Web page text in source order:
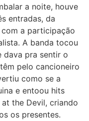
a noite, houve
entradas, da
com a participação
A banda tocou
dava pra sentir o
pelo cancioneiro
como se a
e entoou hits
the Devil, criando
os presentes.